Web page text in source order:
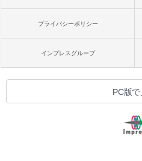
プライバシーポリシー
インプレスグループ
PC版で